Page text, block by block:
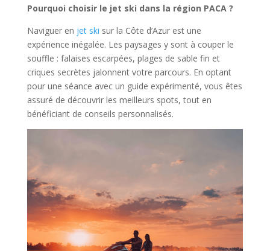
Pourquoi choisir le jet ski dans la région PACA ?
Naviguer en jet ski sur la Côte d’Azur est une
expérience inégalée. Les paysages y sont à couper le
souffle : falaises escarpées, plages de sable fin et
criques secrètes jalonnent votre parcours. En optant
pour une séance avec un guide expérimenté, vous êtes
assuré de découvrir les meilleurs spots, tout en
bénéficiant de conseils personnalisés.